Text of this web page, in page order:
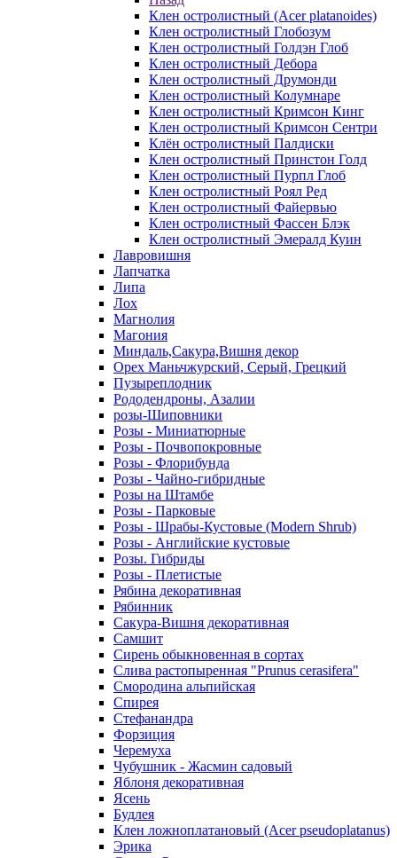
Клен остролистный (Acer platanoides)
Клен остролистный Глобозум
Клен остролистный Голдэн Глоб
Клен остролистный Дебора
Клен остролистный Друмонди
Клен остролистный Колумнаре
Клен остролистный Кримсон Кинг
Клен остролистный Кримсон Сентри
Клён остролистный Палдиски
Клен остролистный Принстoн Голд
Клен остролистный Пурпл Глоб
Клен остролистный Роял Ред
Клен остролистный Файервью
Клен остролистный Фассен Блэк
Клен остролистный Эмералд Куин
Лавровишня
Лапчатка
Липа
Лох
Магнолия
Магония
Миндаль,Сакура,Вишня декор
Орех Маньчжурский, Серый, Грецкий
Пузыреплодник
Рододендроны, Азалии
розы-Шиповники
Розы - Миниатюрные
Розы - Почвопокровные
Розы - Флорибунда
Розы - Чайно-гибридные
Розы на Штамбе
Розы - Парковые
Розы - Шрабы-Кустовые (Modern Shrub)
Розы - Английские кустовые
Розы. Гибриды
Розы - Плетистые
Рябина декоративная
Рябинник
Сакура-Вишня декоративная
Самшит
Сирень обыкновенная в сортах
Слива растопыренная "Prunus cerasifera"
Смородина альпийская
Спирея
Стефанандра
Форзиция
Черемуха
Чубушник - Жасмин садовый
Яблоня декоративная
Ясень
Будлея
Клен ложноплатановый (Acer pseudoplatanus)
Эрика